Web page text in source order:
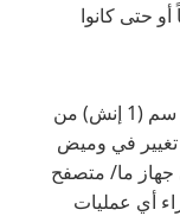
حتى كانوا
تأكد من كون الجهاز أو البطاقة على بعد 2 سم (1 إنش) من
في وميض
جهاز ما/ متصفح
أي عمليات